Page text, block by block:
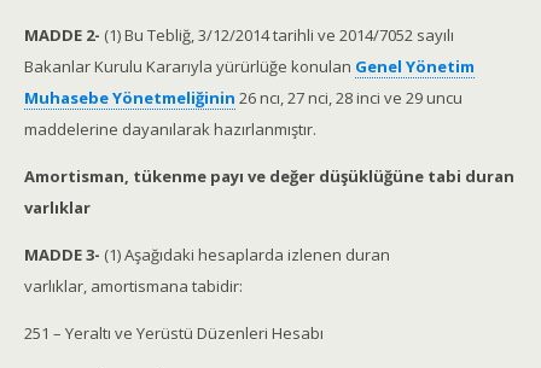
MADDE 2- (1) Bu Tebliğ, 3/12/2014 tarihli ve 2014/7052 sayılı
Bakanlar Kurulu Kararıyla yürürlüğe konulan Genel Yönetim
Muhasebe Yönetmeliğinin 26 ncı, 27 nci, 28 inci ve 29 uncu
maddelerine dayanılarak hazırlanmıştır.
Amortisman, tükenme payı ve değer düşüklüğüne tabi duran
varlıklar
MADDE 3- (1) Aşağıdaki hesaplarda izlenen duran
varlıklar, amortismana tabidir:
251 – Yeraltı ve Yerüstü Düzenleri Hesabı